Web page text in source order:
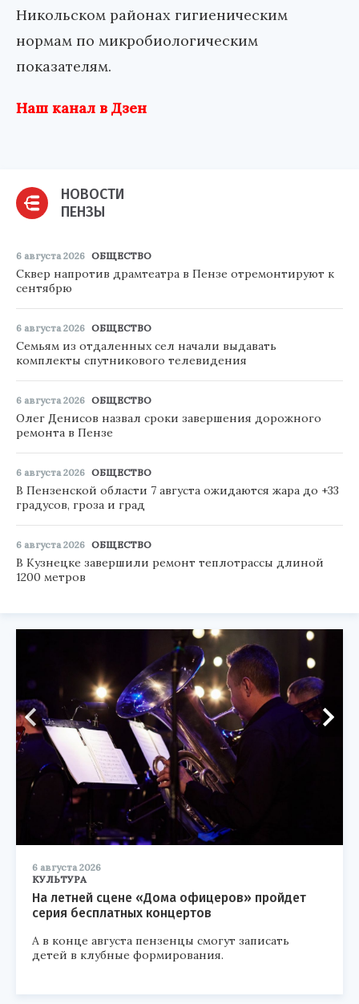
Никольском районах гигиеническим
нормам по микробиологическим
показателям.
Наш канал в Дзен
НОВОСТИ
ПЕНЗЫ
6 августа 2026 ОБЩЕСТВО
Сквер напротив драмтеатра в Пензе отремонтируют к
сентябрю
6 августа 2026 ОБЩЕСТВО
Семьям из отдаленных сел начали выдавать
комплекты спутникового телевидения
6 августа 2026 ОБЩЕСТВО
Олег Денисов назвал сроки завершения дорожного
ремонта в Пензе
6 августа 2026 ОБЩЕСТВО
В Пензенской области 7 августа ожидаются жара до +33
градусов, гроза и град
6 августа 2026 ОБЩЕСТВО
В Кузнецке завершили ремонт теплотрассы длиной
1200 метров
6 августа 2026
КУЛЬТУРА
На летней сцене «Дома офицеров» пройдет
серия бесплатных концертов
А в конце августа пензенцы смогут записать
детей в клубные формирования.